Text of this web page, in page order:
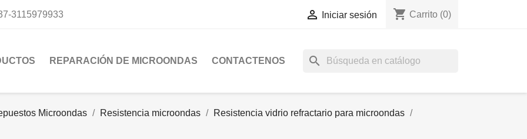
3115979933  Iniciar sesión shopping_cart Carrito (0)
REPARACIÓN DE MICROONDAS CONTACTENOS search
Microondas Resistencia microondas Resistencia vidrio refractario para microondas